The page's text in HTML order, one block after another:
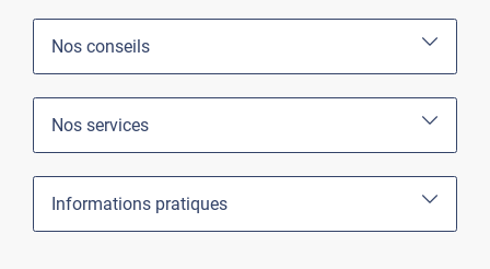
Nos conseils
Nos services
Informations pratiques